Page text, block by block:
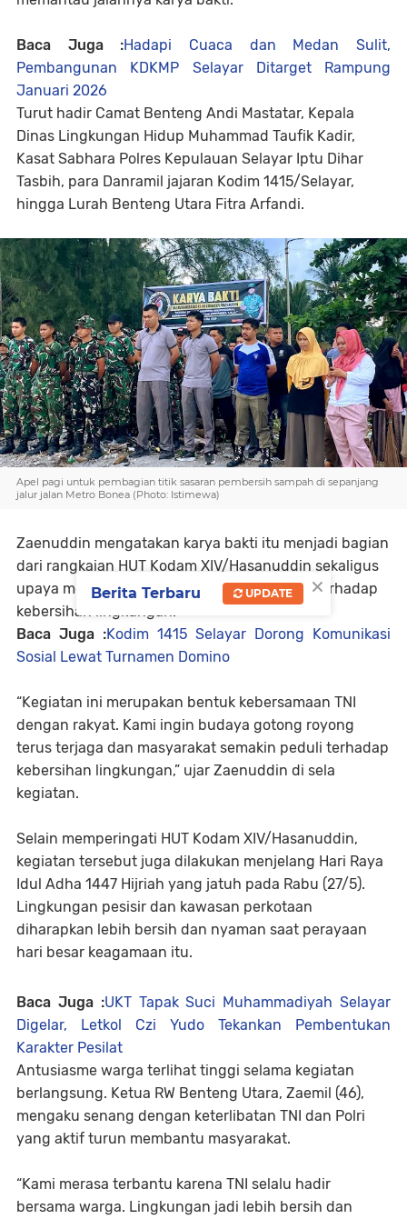
Baca Juga :Hadapi Cuaca dan Medan Sulit,
Pembangunan KDKMP Selayar Ditarget Rampung
Januari 2026
Turut hadir Camat Benteng Andi Mastatar, Kepala
Dinas Lingkungan Hidup Muhammad Taufik Kadir,
Kasat Sabhara Polres Kepulauan Selayar Iptu Dihar
Tasbih, para Danramil jajaran Kodim 1415/Selayar,
hingga Lurah Benteng Utara Fitra Arfandi.
Apel pagi untuk pembagian titik sasaran pembersih sampah di sepanjang
jalur jalan Metro Bonea (Photo: Istimewa)
Zaenuddin mengatakan karya bakti itu menjadi bagian
dari rangkaian HUT Kodam XIV/Hasanuddin sekaligus
upaya membangun kepedulian masyarakat terhadap
kebersihan lingkungan.
Baca Juga :Kodim 1415 Selayar Dorong Komunikasi
Sosial Lewat Turnamen Domino
“Kegiatan ini merupakan bentuk kebersamaan TNI
dengan rakyat. Kami ingin budaya gotong royong
terus terjaga dan masyarakat semakin peduli terhadap
kebersihan lingkungan,” ujar Zaenuddin di sela
kegiatan.
Selain memperingati HUT Kodam XIV/Hasanuddin,
kegiatan tersebut juga dilakukan menjelang Hari Raya
Idul Adha 1447 Hijriah yang jatuh pada Rabu (27/5).
Lingkungan pesisir dan kawasan perkotaan
diharapkan lebih bersih dan nyaman saat perayaan
hari besar keagamaan itu.
Baca Juga :UKT Tapak Suci Muhammadiyah Selayar
Digelar, Letkol Czi Yudo Tekankan Pembentukan
Karakter Pesilat
Antusiasme warga terlihat tinggi selama kegiatan
berlangsung. Ketua RW Benteng Utara, Zaemil (46),
mengaku senang dengan keterlibatan TNI dan Polri
yang aktif turun membantu masyarakat.
“Kami merasa terbantu karena TNI selalu hadir
bersama warga. Lingkungan jadi lebih bersih dan
×
Berita Terbaru UPDATE